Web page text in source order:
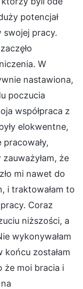
potencjał
swojej pracy.
W
nastawiona,
poczucia
współpraca z
elokwentne,
pracowały,
że
mi nawet do
i traktowałam to
Coraz
niższości, a
wykonywałam
zostałam
że moi bracia i